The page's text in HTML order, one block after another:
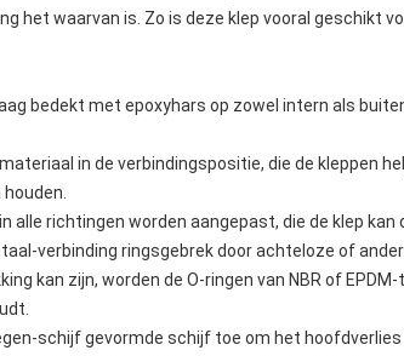
het waarvan is. Zo is deze klep vooral geschikt
bedekt met epoxyhars op zowel intern als
in de verbindingspositie, die de kleppen
alle richtingen worden aangepast, die de klep
verbinding ringsgebrek door achteloze of
kan zijn, worden de O-ringen van NBR of
schijf gevormde schijf toe om het